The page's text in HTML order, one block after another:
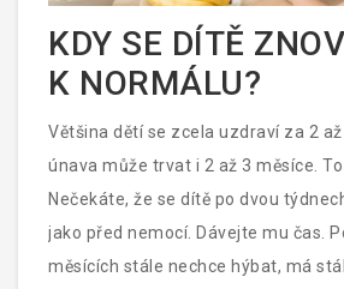
KDY SE DÍTĚ
K NORMÁLU?
Většina dětí se zcela uzdraví za 2
únava může trvat i 2 až 3 měsíce.
Nečekáte, že se dítě po dvou
jako před nemocí. Dávejte mu čas.
měsících stále nechce hýbat, má